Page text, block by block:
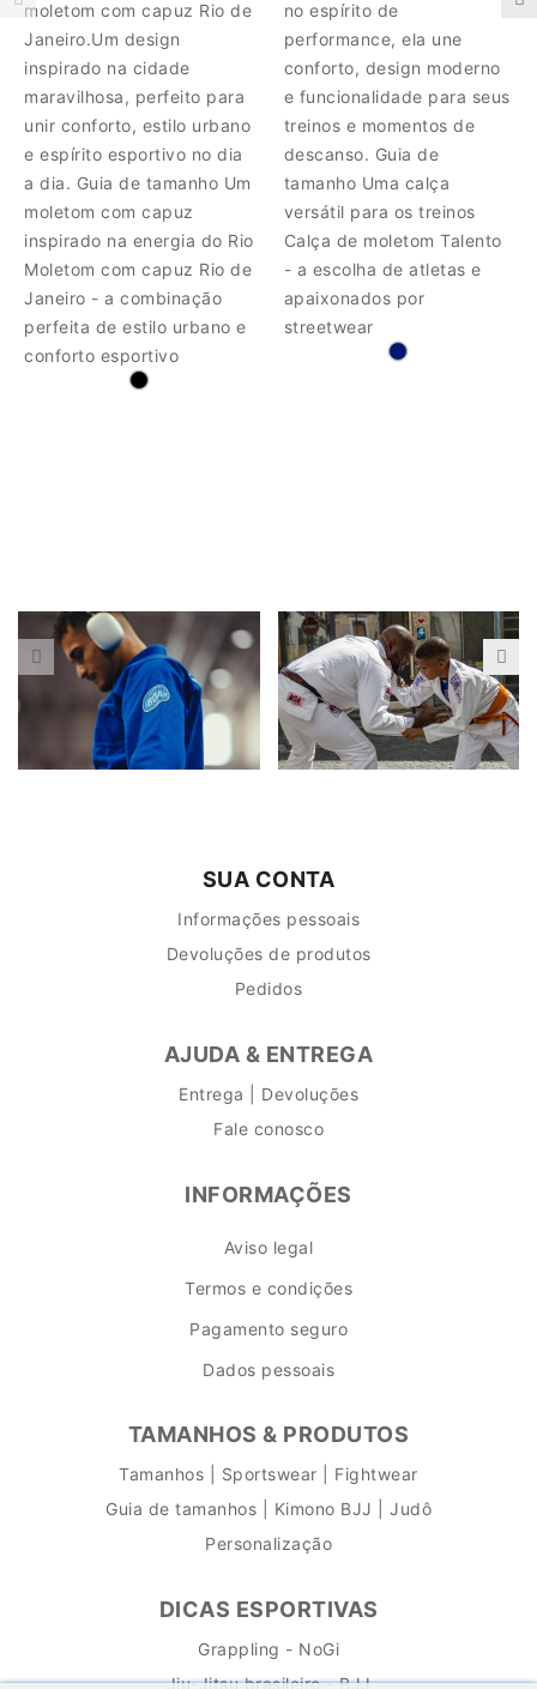
moletom com capuz Rio de
Janeiro.Um design
inspirado na cidade
maravilhosa, perfeito para
unir conforto, estilo urbano
e espírito esportivo no dia
a dia. Guia de tamanho Um
moletom com capuz
inspirado na energia do Rio
Moletom com capuz Rio de
Janeiro - a combinação
perfeita de estilo urbano e
conforto esportivo
no espírito de
performance, ela une
conforto, design moderno
e funcionalidade para seus
treinos e momentos de
descanso. Guia de
tamanho Uma calça
versátil para os treinos
Calça de moletom Talento
- a escolha de atletas e
apaixonados por
streetwear
SUA CONTA
Informações pessoais
Devoluções de produtos
Pedidos
AJUDA & ENTREGA
Entrega | Devoluções
Fale conosco
INFORMAÇÕES
Aviso legal
Termos e condições
Pagamento seguro
Dados pessoais
TAMANHOS & PRODUTOS
Tamanhos | Sportswear | Fightwear
Guia de tamanhos | Kimono BJJ | Judô
Personalização
DICAS ESPORTIVAS
Grappling - NoGi
Jiu-Jitsu brasileiro - BJJ